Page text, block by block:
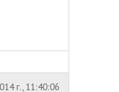
г., 11:40:06